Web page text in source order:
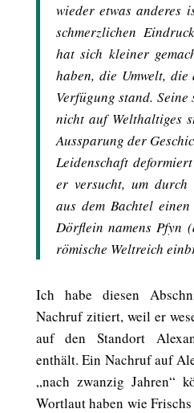
wieder etwas anderes
schmerzlichen
hat sich kleiner
haben, die Umwelt,
Verfügung stand.
nicht auf Welthaltiges
Aussparung der
Leidenschaft
er versucht, um durch
aus dem Bachtel
Dörflein namens Pfyn
römische Weltreich
Ich habe diesen
Nachruf zitiert, weil er
auf den Standort
enthält. Ein Nachruf auf
„nach zwanzig Jahren“
Wortlaut haben wie